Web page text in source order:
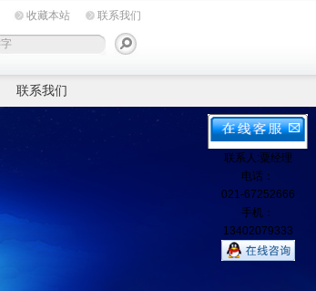
收藏本站 联系我们
联系我们
联系人:粟经理
电话：
021-67252666
手机：
13402079333